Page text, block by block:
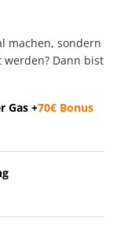
machen, sondern
Dann bist
Gas +70€ Bonus